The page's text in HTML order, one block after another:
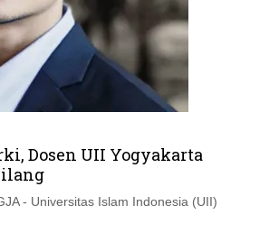
Dosen UII Yogyakarta
- Universitas Islam Indonesia (UII)